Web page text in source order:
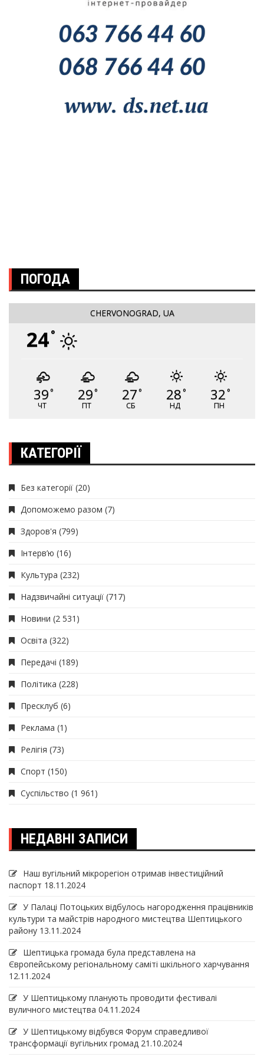
ПОГОДА
CHERVONOGRAD, UA
24°
39°
ЧТ
29°
ПТ
27°
СБ
28°
НД
32°
ПН
КАТЕГОРІЇ
Без категорії (20)
Допоможемо разом (7)
Здоров'я (799)
Інтерв’ю (16)
Культура (232)
Надзвичайні ситуації (717)
Новини (2 531)
Освіта (322)
Передачі (189)
Політика (228)
Пресклуб (6)
Реклама (1)
Релігія (73)
Спорт (150)
Суспільство (1 961)
НЕДАВНІ ЗАПИСИ
Наш вугільний мікрорегіон отримав інвеcтиційний
паспорт 18.11.2024
У Палаці Потоцьких відбулось нагородження працівників
культури та майстрів народного мистецтва Шептицького
району 13.11.2024
Шептицька громада була представлена на
Європейському регіональному саміті шкільного харчування
12.11.2024
У Шептицькому планують проводити фестивалі
вуличного мистецтва 04.11.2024
У Шептицькому відбувся Форум справедливої
трансформації вугільних громад 21.10.2024